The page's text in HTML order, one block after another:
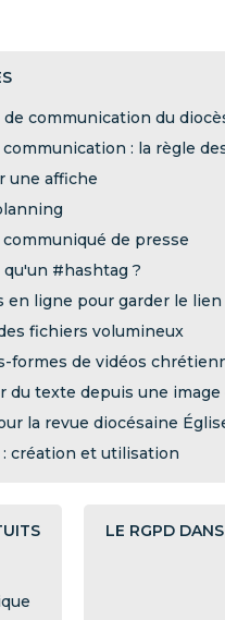
communication du
communication : la règle
une affiche
de presse
qu'un #hashtag ?
en ligne pour garder le lien
fichiers volumineux
formes de vidéos
du texte depuis une image
la revue diocésaine
: création et utilisation
LE RGPD